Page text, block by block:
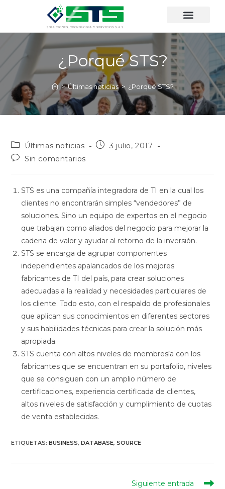
¿Porqué STS?
> Últimas noticias > ¿Porqué STS?
Últimas noticias
3 julio, 2017
Sin comentarios
STS es una compañía integradora de TI en la cual los
clientes no encontrarán simples “vendedores” de
soluciones. Sino un equipo de expertos en el negocio
que trabajan como aliados del negocio para mejorar la
cadena de valor y ayudar al retorno de la inversión.
STS se encarga de agrupar componentes
independientes apalancados de los mejores
fabricantes de TI del país, para crear soluciones
adecuadas a la realidad y necesidades particulares de
los cliente. Todo esto, con el respaldo de profesionales
que aplican sus conocimientos en diferentes sectores
y sus habilidades técnicas para crear la solución más
apropiada.
STS cuenta con altos niveles de membresía con los
fabricantes que se encuentran en su portafolio, niveles
que se consiguen con un amplio número de
certificaciones, experiencia certificada de clientes,
altos niveles de satisfacción y cumplimiento de cuotas
de venta establecidas.
ETIQUETAS:BUSINESS, DATABASE, SOURCE
Siguiente entrada